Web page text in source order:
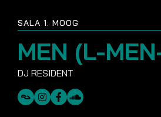
SALA 1: MOOG
MEN (L-